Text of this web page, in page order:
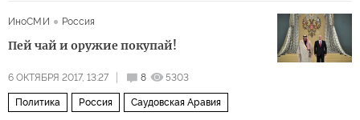
Операция России в Сирии
ИноСМИ Россия
Пей чай и оружие покупай!
6 ОКТЯБРЯ 2017, 13:27 8 5303
Политика Россия Саудовская Аравия